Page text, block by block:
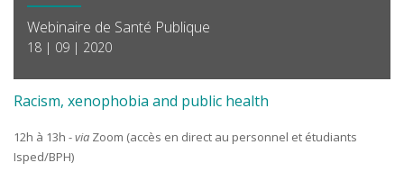
Webinaire de Santé Publique
18 | 09 | 2020
Racism, xenophobia and public health
12h à 13h -via Zoom (accès en direct au personnel et étudiants
Isped/BPH)